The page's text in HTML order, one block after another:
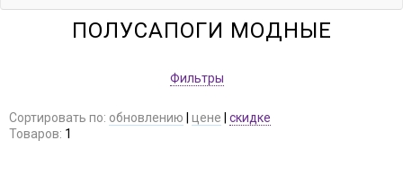
ПОЛУСАПОГИ МОДНЫЕ
Фильтры
Сортировать по: обновлению цене
скидке
Товаров: 1